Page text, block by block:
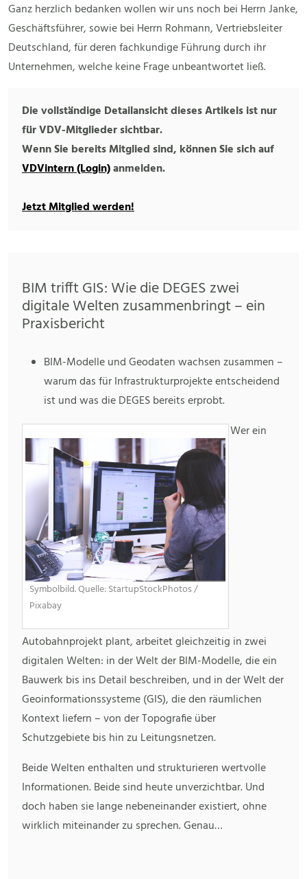
Ganz herzlich bedanken wollen wir uns noch bei Herrn Janke,
Geschäftsführer, sowie bei Herrn Rohmann, Vertriebsleiter
Deutschland, für deren fachkundige Führung durch ihr
Unternehmen, welche keine Frage unbeantwortet ließ.
Die vollständige Detailansicht dieses Artikels ist nur
für VDV-Mitglieder sichtbar.
Wenn Sie bereits Mitglied sind, können Sie sich auf
VDVintern (Login)anmelden.
Jetzt Mitglied werden!
BIM trifft GIS: Wie die DEGES zwei
digitale Welten zusammenbringt – ein
Praxisbericht
BIM-Modelle und Geodaten wachsen zusammen –
warum das für Infrastrukturprojekte entscheidend
ist und was die DEGES bereits erprobt.
Symbolbild. Quelle: StartupStockPhotos /
Pixabay
Wer ein
Autobahnprojekt plant, arbeitet gleichzeitig in zwei
digitalen Welten: in der Welt der BIM-Modelle, die ein
Bauwerk bis ins Detail beschreiben, und in der Welt der
Geoinformationssysteme (GIS), die den räumlichen
Kontext liefern – von der Topografie über
Schutzgebiete bis hin zu Leitungsnetzen.
Beide Welten enthalten und strukturieren wertvolle
Informationen. Beide sind heute unverzichtbar. Und
doch haben sie lange nebeneinander existiert, ohne
wirklich miteinander zu sprechen. Genau…